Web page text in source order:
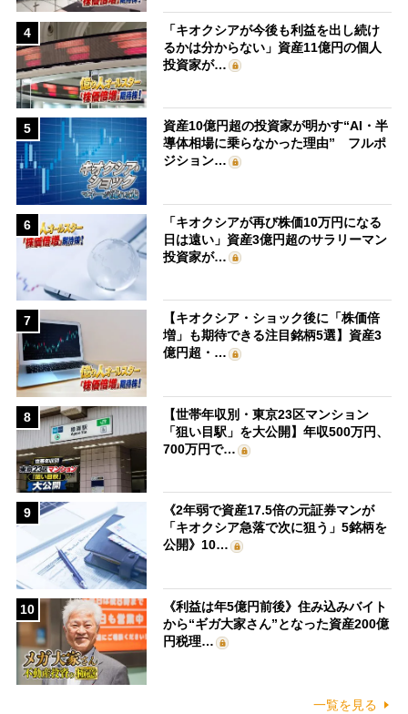
4
「キオクシアが今後も利益を出し続け
るかは分からない」資産11億円の個人
投資家が…
5
資産10億円超の投資家が明かす“AI・半
導体相場に乗らなかった理由” フルポ
ジション…
6
「キオクシアが再び株価10万円になる
日は遠い」資産3億円超のサラリーマン
投資家が…
7
【キオクシア・ショック後に「株価倍
増」も期待できる注目銘柄5選】資産3
億円超・…
8
【世帯年収別・東京23区マンション
「狙い目駅」を大公開】年収500万円、
700万円で…
9
《2年弱で資産17.5倍の元証券マンが
「キオクシア急落で次に狙う」5銘柄を
公開》10…
10
《利益は年5億円前後》住み込みバイト
から“ギガ大家さん”となった資産200億
円税理…
一覧を見る